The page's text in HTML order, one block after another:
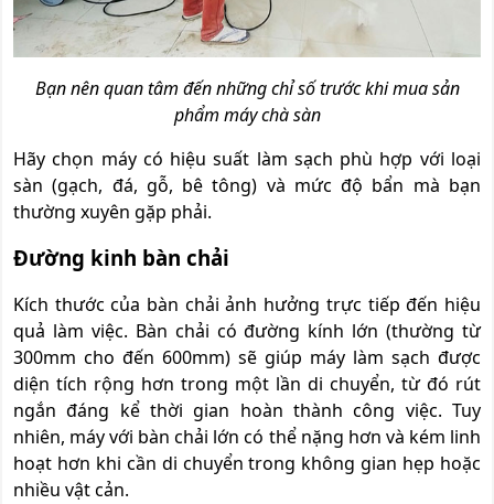
Bạn nên quan tâm đến những chỉ số trước khi mua sản
phẩm máy chà sàn
Hãy chọn máy có hiệu suất làm sạch phù hợp với loại
sàn (gạch, đá, gỗ, bê tông) và mức độ bẩn mà bạn
thường xuyên gặp phải.
Đường kinh bàn chải
Kích thước của bàn chải ảnh hưởng trực tiếp đến hiệu
quả làm việc. Bàn chải có đường kính lớn (thường từ
300mm cho đến 600mm) sẽ giúp máy làm sạch được
diện tích rộng hơn trong một lần di chuyển, từ đó rút
ngắn đáng kể thời gian hoàn thành công việc. Tuy
nhiên, máy với bàn chải lớn có thể nặng hơn và kém linh
hoạt hơn khi cần di chuyển trong không gian hẹp hoặc
nhiều vật cản.